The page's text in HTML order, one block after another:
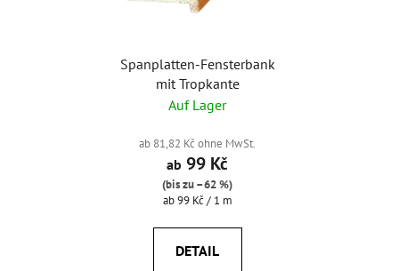
Spanplatten-Fensterbank
mit Tropkante
Auf Lager
ab 81,82 Kč ohne MwSt.
ab 99 Kč
(bis zu –62 %)
Verkaufspreis:
ab 99 Kč / 1 m
DETAIL